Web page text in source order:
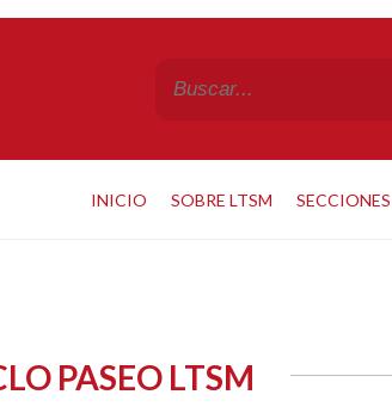
INICIO SOBRE LTSM SECCIONES
PASEO LTSM